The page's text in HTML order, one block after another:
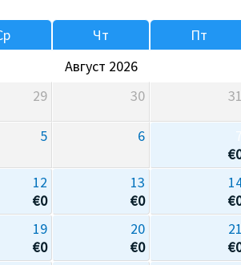
Чт Пт
Август 2026
29 30 31
5 6
€
12
€0
13
€0
€
19
€0
20
€0
21
€